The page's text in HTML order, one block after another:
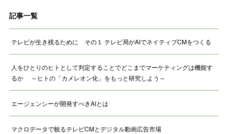
記事一覧
テレビが生き残るために その１ テレビ局がAIでネイティブCMをつくる
人をひとりのヒトとして判定することでどこまでマーケティングは機能す
るか ～ヒトの「カメレオン化」をもっと研究しよう～
エージェンシーが開発すべきAIとは
マクロデータで観るテレビCMとデジタル動画広告市場